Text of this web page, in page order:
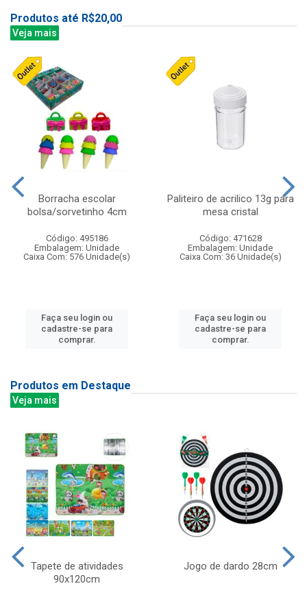
Produtos até R$20,00
Veja mais
Borracha escolar
bolsa/sorvetinho 4cm
Código: 495186
Embalagem: Unidade
Caixa Com: 576 Unidade(s)
Faça seu login ou
cadastre-se para
comprar.
Paliteiro de acrilico 13g para
mesa cristal
Código: 471628
Embalagem: Unidade
Caixa Com: 36 Unidade(s)
Faça seu login ou
cadastre-se para
comprar.
Produtos em Destaque
Veja mais
Tapete de atividades
90x120cm
Jogo de dardo 28cm